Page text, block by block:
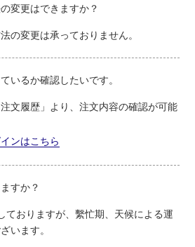
変更はできますか？
の変更は承っておりません。
いるか確認したいです。
文履歴」より、注文内容の確認が可能
ンはこちら
すか？
ておりますが、繫忙期、天候による運
います。